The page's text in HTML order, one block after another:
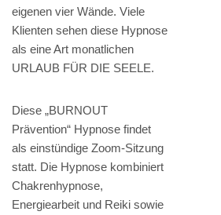
eigenen vier Wände. Viele
Klienten sehen diese Hypnose
als eine Art monatlichen
URLAUB FÜR DIE SEELE.
Diese „BURNOUT
Prävention“ Hypnose findet
als einstündige Zoom-Sitzung
statt. Die Hypnose kombiniert
Chakrenhypnose,
Energiearbeit und Reiki sowie